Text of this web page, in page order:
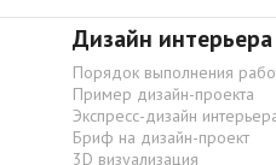
Дизайн интерьера
Порядок выполнения
Пример дизайн-проекта
Экспресс-дизайн
Бриф на дизайн-проект
3D визуализация